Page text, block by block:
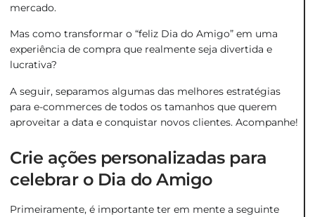
mercado.
Mas como transformar o “feliz Dia do Amigo” em uma
experiência de compra que realmente seja divertida e
lucrativa?
A seguir, separamos algumas das melhores estratégias
para e-commerces de todos os tamanhos que querem
aproveitar a data e conquistar novos clientes. Acompanhe!
Crie ações personalizadas para
celebrar o Dia do Amigo
Primeiramente, é importante ter em mente a seguinte